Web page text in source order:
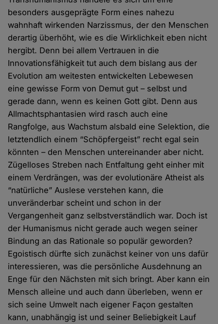
besonders ausgeprägte Form eines nahezu
wahnhaft wirkenden Narzissmus, der den Menschen
derartig überhöht, wie es die Wirklichkeit eben nicht
hergibt. Denn bei allem Vertrauen in die
Innovationsfähigkeit tut auch dem bislang aus der
Evolution am weitesten entwickelten Lebewesen
eine gewisse Form von Demut gut – selbst und
gerade dann, wenn es keinen Gott gibt. Denn aus
Allmachtsphantasien wird rasch auch eine
Rangfolge, aus Wachstum alsbald eine Selektion, die
letztendlich einem “Schöpfergeist” recht egal sein
könnten – den Menschen untereinander aber nicht.
Zügelloses Streben nach Entfaltung geht einher mit
einem Verdrängen, was der evolutionäre Atheist als
“natürliche” Auslese verstehen kann, die
unveränderbar scheint und schon in der
Vergangenheit ganz selbstverständlich war. Doch ist
der Humanismus nicht gerade auch wegen seiner
Bindung an das Rationale so populär geworden?
Egoistisch dürfte sich zunächst keiner von uns dafür
interessieren, was die persönliche Ausdehnung an
Enge für den Nächsten mit sich bringt. Aber kann ein
Mensch alleine und auch dann überleben, wenn er
sich seine Umwelt nach eigener Façon gestalten
kann, unabhängig ist und seiner Beliebigkeit Lauf